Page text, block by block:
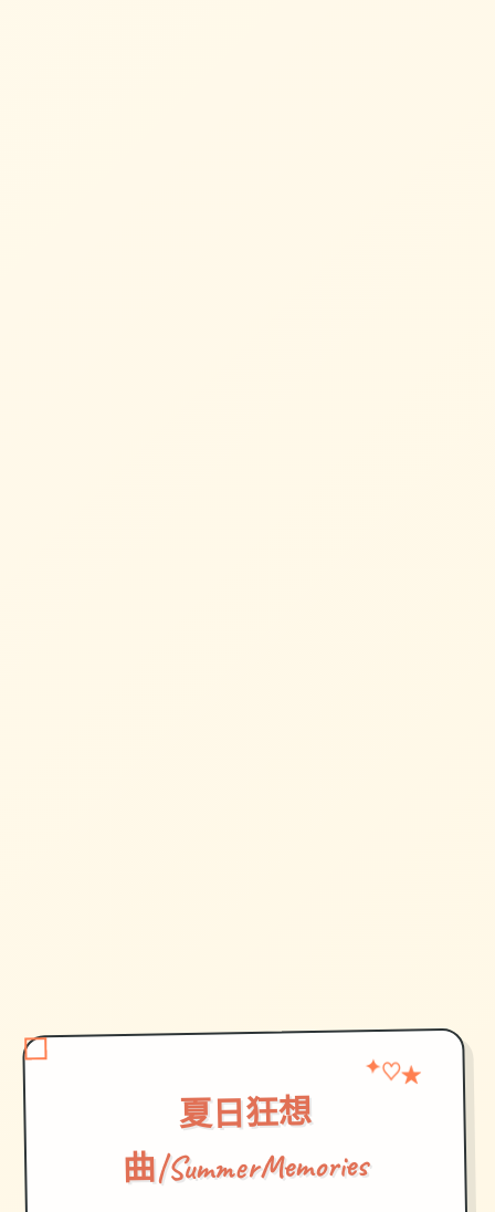
夏日狂想
曲|SummerMemories
✦♡★